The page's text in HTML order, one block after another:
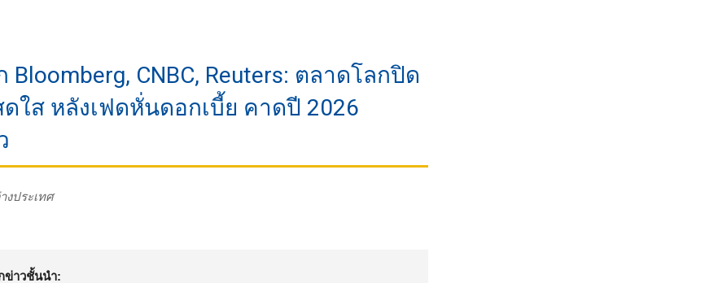
Bloomberg, CNBC, Reuters: ตลาดโลกปิด
ใส หลังเฟดหั่นดอกเบี้ย คาดปี 2026
งประเทศ
ข่าวชั้นนำ: